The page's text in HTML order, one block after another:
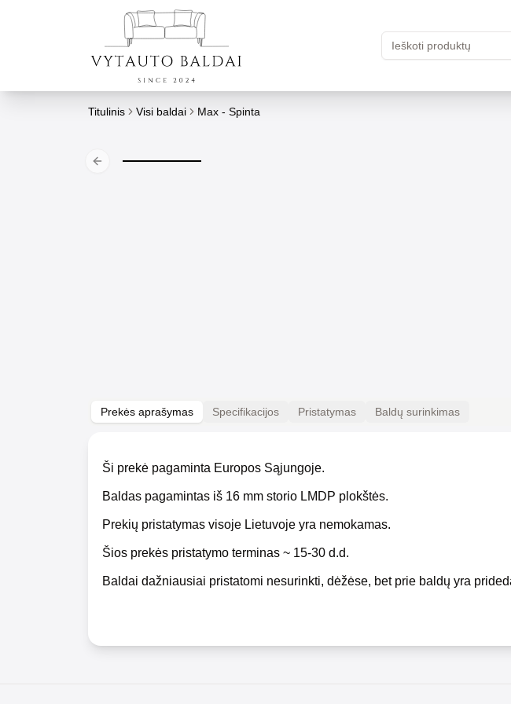
Titulinis Visi baldai Max - Spinta
Previous slide
Prekės aprašymas Specifikacijos Pristatymas Baldų surinkimas
Ši prekė pagaminta Europos Sąjungoje.
Baldas pagamintas iš 16 mm storio LMDP plokštės.
Prekių pristatymas visoje Lietuvoje yra nemokamas.
Šios prekės pristatymo terminas ~ 15-30 d.d.
Baldai dažniausiai pristatomi nesurinkti, dėžėse, bet prie baldų yra